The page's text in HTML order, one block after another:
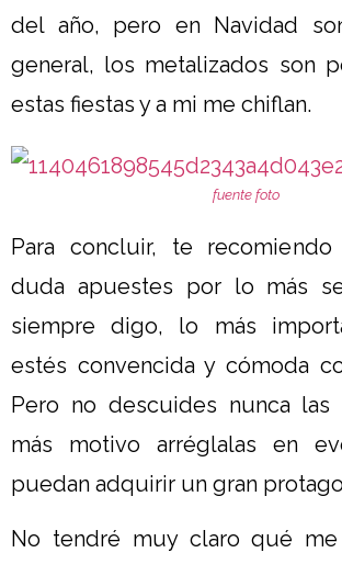
del año, pero en Navidad
general, los metalizados son
estas fiestas y a mi me chiflan.
fuente foto
Para concluir, te
duda apuestes por lo más
siempre digo, lo más
estés convencida y cómoda
Pero no descuides nunca las
más motivo arréglalas en
puedan adquirir un gran
No tendré muy claro qué